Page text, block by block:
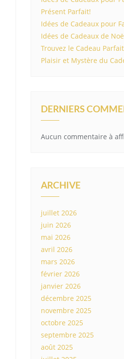
Présent Parfait!
Idées de Cadeaux pour
Idées de Cadeaux de
Trouvez le Cadeau
Plaisir et Mystère du
DERNIERS
Aucun commentaire à
ARCHIVE
juillet 2026
juin 2026
mai 2026
avril 2026
mars 2026
février 2026
janvier 2026
décembre 2025
novembre 2025
octobre 2025
septembre 2025
août 2025